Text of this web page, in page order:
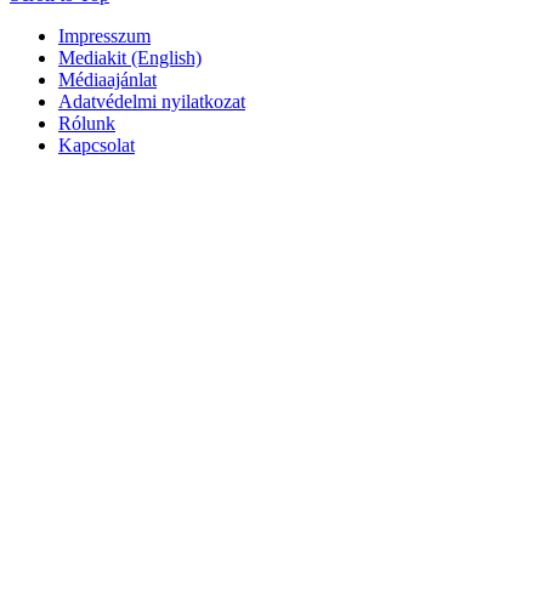
Impresszum
Mediakit (English)
Médiaajánlat
Adatvédelmi nyilatkozat
Rólunk
Kapcsolat